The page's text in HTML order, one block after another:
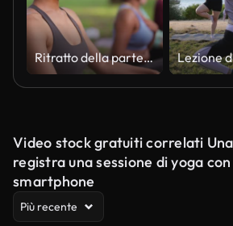
Ritratto della partecipante allo yoga femminile durante la lezione di yoga nella natura
Video stock gratuiti correlati
registra una sessione di yoga con
smartphone
Più recente